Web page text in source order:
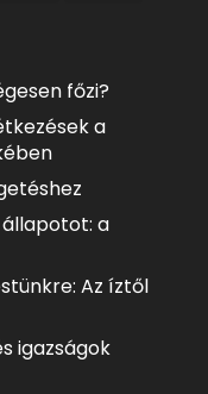
főzi?
a
a
Az íztől
igazságok